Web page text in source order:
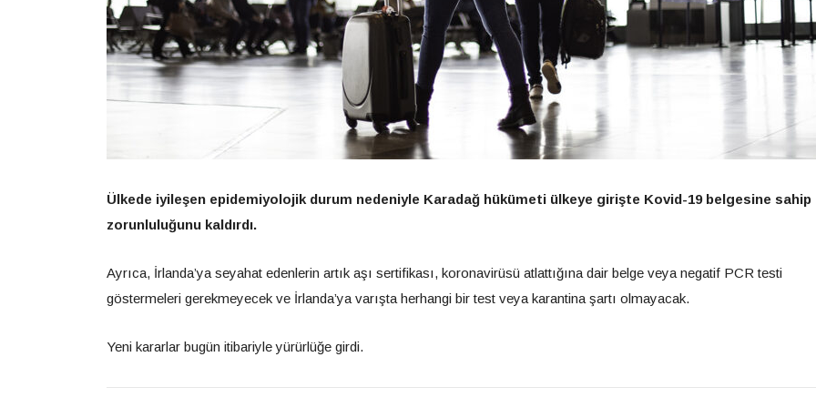
Ülkede iyileşen epidemiyolojik durum nedeniyle Karadağ hükümeti ülkeye girişte Kovid-19 belgesine sahip
zorunluluğunu kaldırdı.
Ayrıca, İrlanda’ya seyahat edenlerin artık aşı sertifikası, koronavirüsü atlattığına dair belge veya negatif PCR testi
göstermeleri gerekmeyecek ve İrlanda’ya varışta herhangi bir test veya karantina şartı olmayacak.
Yeni kararlar bugün itibariyle yürürlüğe girdi.